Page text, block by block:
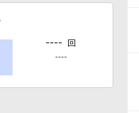
---- 回
----